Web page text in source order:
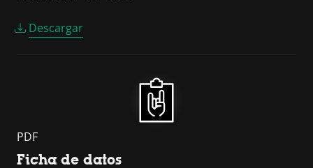
Descargar
PDF
Ficha de datos